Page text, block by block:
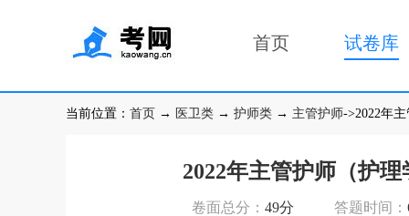
首页 试卷库
当前位置： 首页 → 医卫类 → 护师类 → 主管护师->2022年
2022年主管护师（护
卷面总分： 49分 答题时间：